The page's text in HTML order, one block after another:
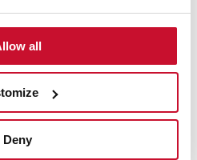
all
Deny